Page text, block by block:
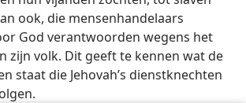
ook, die mensenhandelaars
God verantwoorden wegens het
zijn volk. Dit geeft te kennen wat de
staat die Jehovah’s dienstknechten